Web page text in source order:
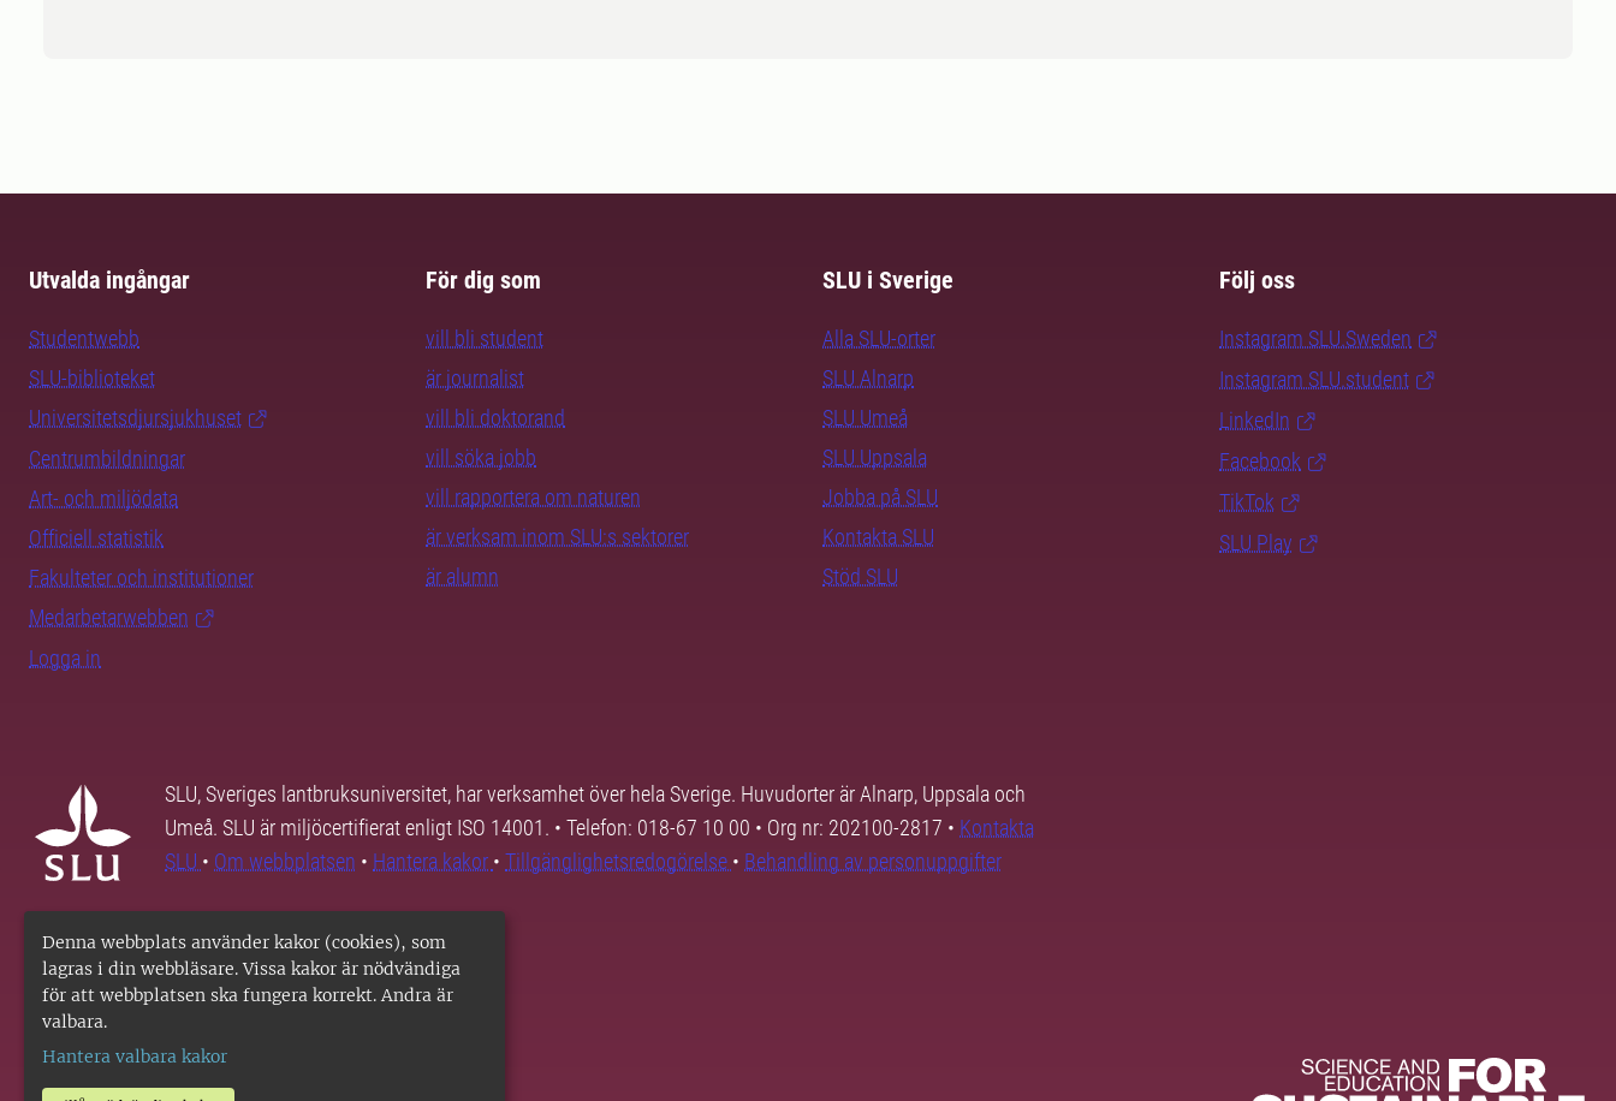
Denna webbplats använder kakor (cookies), som
lagras i din webbläsare. Vissa kakor är nödvändiga
för att webbplatsen ska fungera korrekt. Andra är
valbara.
Hantera valbara kakor
Utvalda ingångar
Studentwebb
SLU-biblioteket
Universitetsdjursjukhuset
Centrumbildningar
Art- och miljödata
Officiell statistik
Fakulteter och institutioner
Medarbetarwebben
Logga in
För dig som
vill bli student
är journalist
vill bli doktorand
vill söka jobb
vill rapportera om naturen
är verksam inom SLU:s sektorer
är alumn
SLU i Sverige
Alla SLU-orter
SLU Alnarp
SLU Umeå
SLU Uppsala
Jobba på SLU
Kontakta SLU
Stöd SLU
Följ oss
Instagram SLU.Sweden
Instagram SLU.student
LinkedIn
Facebook
TikTok
SLU Play
SLU, Sveriges lantbruksuniversitet, har verksamhet över hela Sverige. Huvudorter är Alnarp, Uppsala och
Umeå. SLU är miljöcertifierat enligt ISO 14001. • Telefon: 018-67 10 00 • Org nr: 202100-2817 • Kontakta
SLU • Om webbplatsen • Hantera kakor • Tillgänglighetsredogörelse • Behandling av personuppgifter